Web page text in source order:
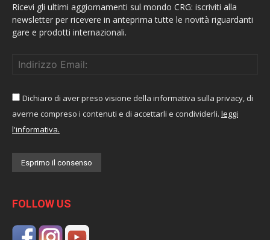
Ricevi gli ultimi aggiornamenti sul mondo CRG: iscriviti alla
newsletter per ricevere in anteprima tutte le novità riguardanti
gare e prodotti internazionali.
Dichiaro di aver preso visione della informativa sulla privacy, di
averne compreso i contenuti e di accettarli e condividerli. leggi
l'informativa.
FOLLOW US